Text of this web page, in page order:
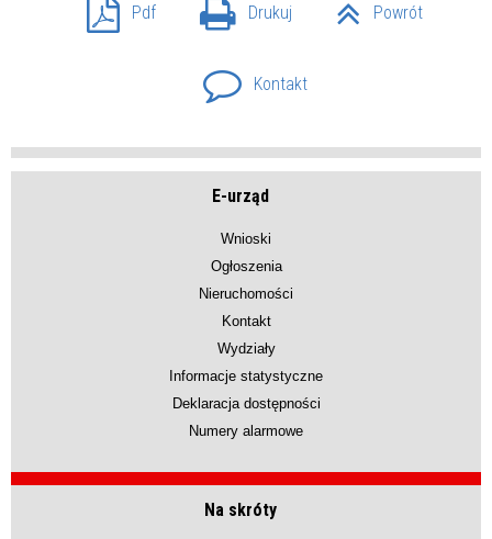
Pdf Drukuj Powrót
Kontakt
E-urząd
Wnioski
Ogłoszenia
Nieruchomości
Kontakt
Wydziały
Informacje statystyczne
Deklaracja dostępności
Numery alarmowe
Na skróty